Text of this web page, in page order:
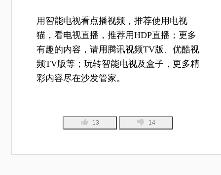
用智能电视看点播视频，推荐使用电视
猫，看电视直播，推荐用HDP直播；更多
有趣的内容，请用腾讯视频TV版、优酷视
频TV版等；玩转智能电视及盒子，更多精
彩内容尽在沙发管家。
13 14